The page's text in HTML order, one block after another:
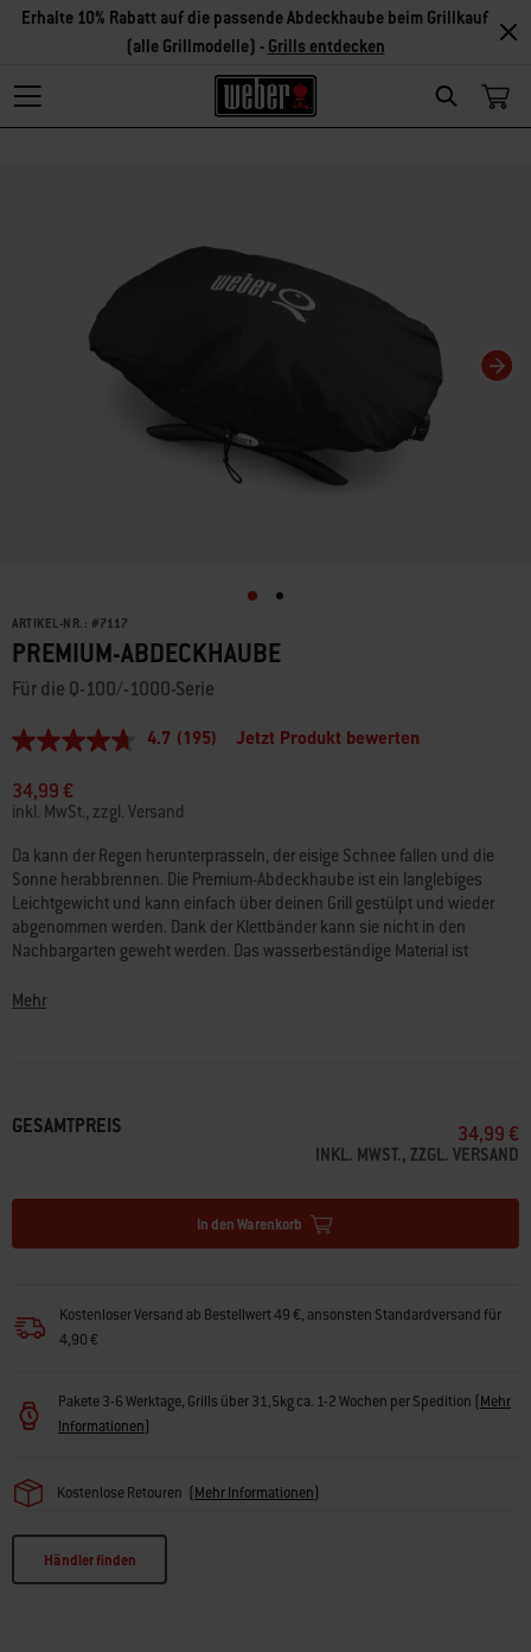
Search
Erhalte 10% Rabatt auf die passende Abdeckhaube beim Grillkauf
(alle Grillmodelle) - Grills entdecken
ARTIKEL-NR.: #7117
PREMIUM-ABDECKHAUBE
Für die Q-100/-1000-Serie
4.7
5
Sternen,
Durchschnittswert
der
Bewertung.
Read
195
Reviews.
Link
auf
Seite.
4.7 (195) Jetzt Produkt bewerten
34,99 €
inkl. MwSt., zzgl. Versand
Da kann der Regen herunterprasseln, der eisige Schnee fallen und die
Sonne herabbrennen. Die Premium-Abdeckhaube ist ein langlebiges
Leichtgewicht und kann einfach über deinen Grill gestülpt und wieder
abgenommen werden. Dank der Klettbänder kann sie nicht in den
Nachbargarten geweht werden. Das wasserbeständige Material ist
Mehr
GESAMTPREIS 34,99 €
INKL. MWST., ZZGL. VERSAND
In den Warenkorb
Kostenloser Versand ab Bestellwert 49 €, ansonsten Standardversand für
4,90 €
Pakete 3-6 Werktage, Grills über 31,5kg ca. 1-2 Wochen per Spedition (Mehr
Informationen)
Kostenlose Retouren (Mehr Informationen)
Händler finden